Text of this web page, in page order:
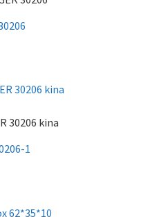
30206 kina
1